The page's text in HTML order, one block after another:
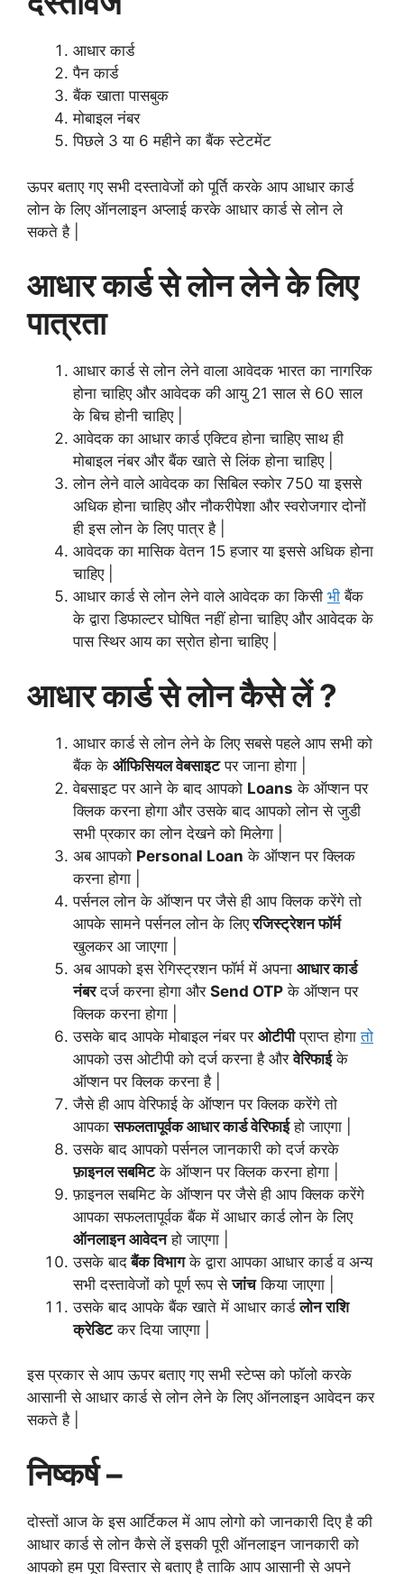
आधार कार्ड
पैन कार्ड
बैंक खाता पासबुक
मोबाइल नंबर
पिछले 3 या 6 महीने का बैंक स्टेटमेंट
ऊपर बताए गए सभी दस्तावेजों को पूर्ति करके आप आधार कार्ड
लोन के लिए ऑनलाइन अप्लाई करके आधार कार्ड से लोन ले
सकते है |
आधार कार्ड से लोन लेने के लिए
पात्रता
आधार कार्ड से लोन लेने वाला आवेदक भारत का नागरिक
होना चाहिए और आवेदक की आयु 21 साल से 60 साल
के बिच होनी चाहिए |
आवेदक का आधार कार्ड एक्टिव होना चाहिए साथ ही
मोबाइल नंबर और बैंक खाते से लिंक होना चाहिए |
लोन लेने वाले आवेदक का सिबिल स्कोर 750 या इससे
अधिक होना चाहिए और नौकरीपेशा और स्वरोजगार दोनों
ही इस लोन के लिए पात्र है |
आवेदक का मासिक वेतन 15 हजार या इससे अधिक होना
चाहिए |
आधार कार्ड से लोन लेने वाले आवेदक का किसी भी बैंक
के द्वारा डिफाल्टर घोषित नहीं होना चाहिए और आवेदक के
पास स्थिर आय का स्रोत होना चाहिए |
आधार कार्ड से लोन कैसे लें ?
आधार कार्ड से लोन लेने के लिए सबसे पहले आप सभी को
बैंक के ऑफिसियल वेबसाइटपर जाना होगा |
वेबसाइट पर आने के बाद आपको Loans के ऑप्शन पर
क्लिक करना होगा और उसके बाद आपको लोन से जुडी
सभी प्रकार का लोन देखने को मिलेगा |
अब आपको Personal Loan के ऑप्शन पर क्लिक
करना होगा |
पर्सनल लोन के ऑप्शन पर जैसे ही आप क्लिक करेंगे तो
आपके सामने पर्सनल लोन के लिएरजिस्ट्रेशन फॉर्म
खुलकर आ जाएगा |
अब आपको इस रेगिस्ट्रशन फॉर्म में अपना आधार कार्ड
नंबरदर्ज करना होगा और Send OTP के ऑप्शन पर
क्लिक करना होगा |
उसके बाद आपके मोबाइल नंबर पर ओटीपीप्राप्त होगातो
आपको उस ओटीपी को दर्ज करना है औरवेरिफाईके
ऑप्शन पर क्लिक करना है |
जैसे ही आप वेरिफाई के ऑप्शन पर क्लिक करेंगे तो
आपकासफलतापूर्वक आधार कार्ड वेरिफाईहो जाएगा |
उसके बाद आपको पर्सनल जानकारी को दर्ज करके
फ़ाइनल सबमिटके ऑप्शन पर क्लिक करना होगा |
फ़ाइनल सबमिट के ऑप्शन पर जैसे ही आप क्लिक करेंगे
आपका सफलतापूर्वक बैंक में आधार कार्ड लोन के लिए
ऑनलाइन आवेदनहो जाएगा |
उसके बादबैंक विभागके द्वारा आपका आधार कार्ड व अन्य
सभी दस्तावेजों को पूर्ण रूप सेजांचकिया जाएगा |
उसके बाद आपके बैंक खाते में आधार कार्डलोन राशि
क्रेडिटकर दिया जाएगा |
इस प्रकार से आप ऊपर बताए गए सभी स्टेप्स को फॉलो करके
आसानी से आधार कार्ड से लोन लेने के लिए ऑनलाइन आवेदन कर
सकते है |
निष्कर्ष –
दोस्तों आज के इस आर्टिकल में आप लोगो को जानकारी दिए है की
आधार कार्ड से लोन कैसे लें इसकी पूरी ऑनलाइन जानकारी को
आपको हम पूरा विस्तार से बताए है ताकि आप आसानी से अपने